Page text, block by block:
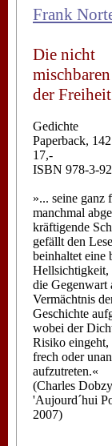
Frank
Die nicht
der Freiheit
Gedichte
Paperback,
17,-
ISBN 978-3-
»... seine ganz
manchmal
kräftigende
gefällt den
beinhaltet eine
Hellsichtigkeit,
die Gegenwart
Vermächtnis
Geschichte
wobei der
Risiko eingeht,
frech oder
aufzutreten.«
(Charles
'Aujourd´hui
2007)